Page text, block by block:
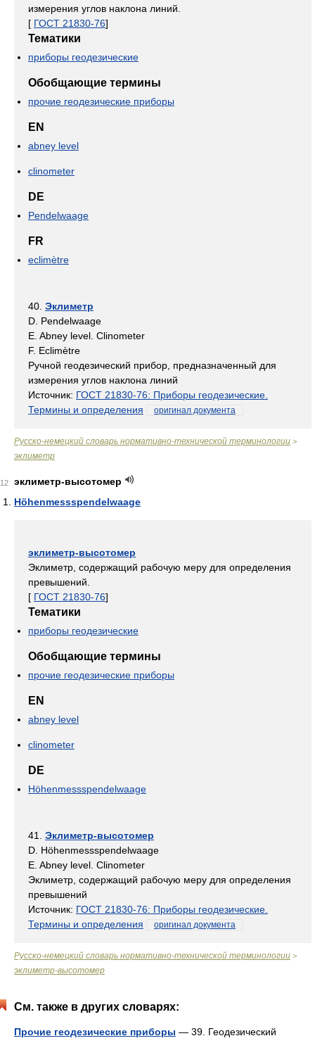
измерения углов наклона линий.
[ ГОСТ 21830-76]
Тематики
приборы геодезические
Обобщающие термины
прочие геодезические приборы
EN
abney level
clinometer
DE
Pendelwaage
FR
eclimètre
40. Эклиметр
D. Pendelwaage
E. Abney level. Clinometer
F. Eclimètre
Ручной геодезический прибор, предназначенный для
измерения углов наклона линий
Источник: ГОСТ 21830-76: Приборы геодезические.
Термины и определения
оригинал документа
Русско-немецкий словарь нормативно-технической терминологии >
эклиметр
12
эклиметр-высотомер
Höhenmessspendelwaage
эклиметр-высотомер
Эклиметр, содержащий рабочую меру для определения
превышений.
[ ГОСТ 21830-76]
Тематики
приборы геодезические
Обобщающие термины
прочие геодезические приборы
EN
abney level
clinometer
DE
Höhenmessspendelwaage
41. Эклиметр-высотомер
D. Höhenmessspendelwaage
E. Abney level. Clinometer
Эклиметр, содержащий рабочую меру для определения
превышений
Источник: ГОСТ 21830-76: Приборы геодезические.
Термины и определения
оригинал документа
Русско-немецкий словарь нормативно-технической терминологии >
эклиметр-высотомер
См. также в других словарях:
Прочие геодезические приборы — 39. Геодезический